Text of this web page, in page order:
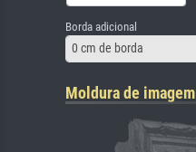
Borda adicional
0 cm de borda
Moldura de imagem